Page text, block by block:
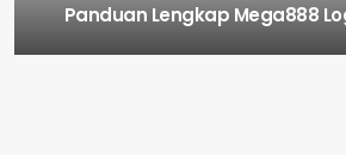
Panduan Lengkap Mega888